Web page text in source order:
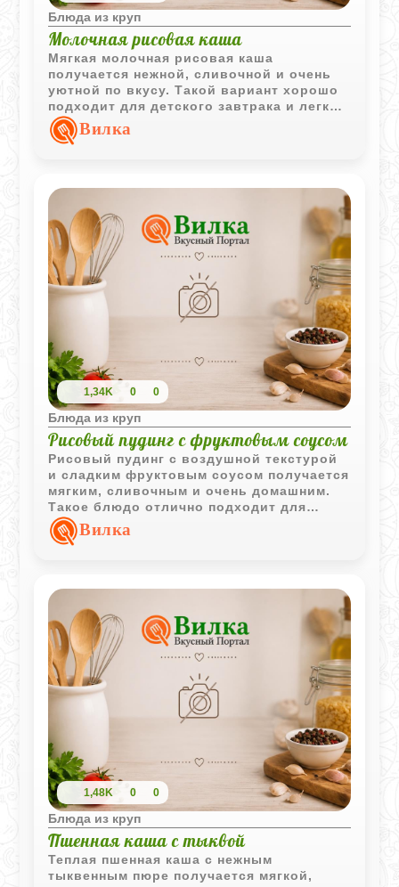
Блюда из круп
Молочная рисовая каша
Мягкая молочная рисовая каша
получается нежной, сливочной и очень
уютной по вкусу. Такой вариант хорошо
подходит для детского завтрака и легко
дополняется изюмом или небольшим
количеством меда.
Вилка
1,34K 0 0
Блюда из круп
Рисовый пудинг с фруктовым соусом
Рисовый пудинг с воздушной текстурой
и сладким фруктовым соусом получается
мягким, сливочным и очень домашним.
Такое блюдо отлично подходит для
детского десерта или уютного семейного
завтрака.
Вилка
1,48K 0 0
Блюда из круп
Пшенная каша с тыквой
Теплая пшенная каша с нежным
тыквенным пюре получается мягкой,